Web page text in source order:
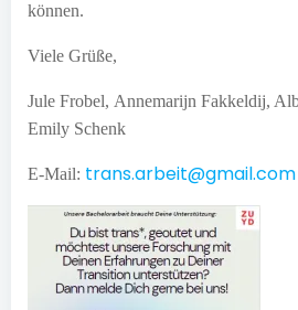
können.
Viele Grüße,
Jule Frobel, Annemarijn Fakkeldij,
Emily Schenk
E-Mail: trans.arbeit@gmail.com